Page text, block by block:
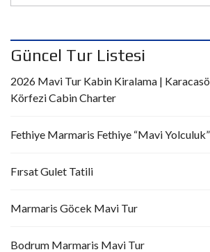
Güncel Tur Listesi
2026 Mavi Tur Kabin Kiralama |
Körfezi Cabin Charter
Fethiye Marmaris Fethiye “Mavi Yolculuk”
Fırsat Gulet Tatili
Marmaris Göcek Mavi Tur
Bodrum Marmaris Mavi Tur